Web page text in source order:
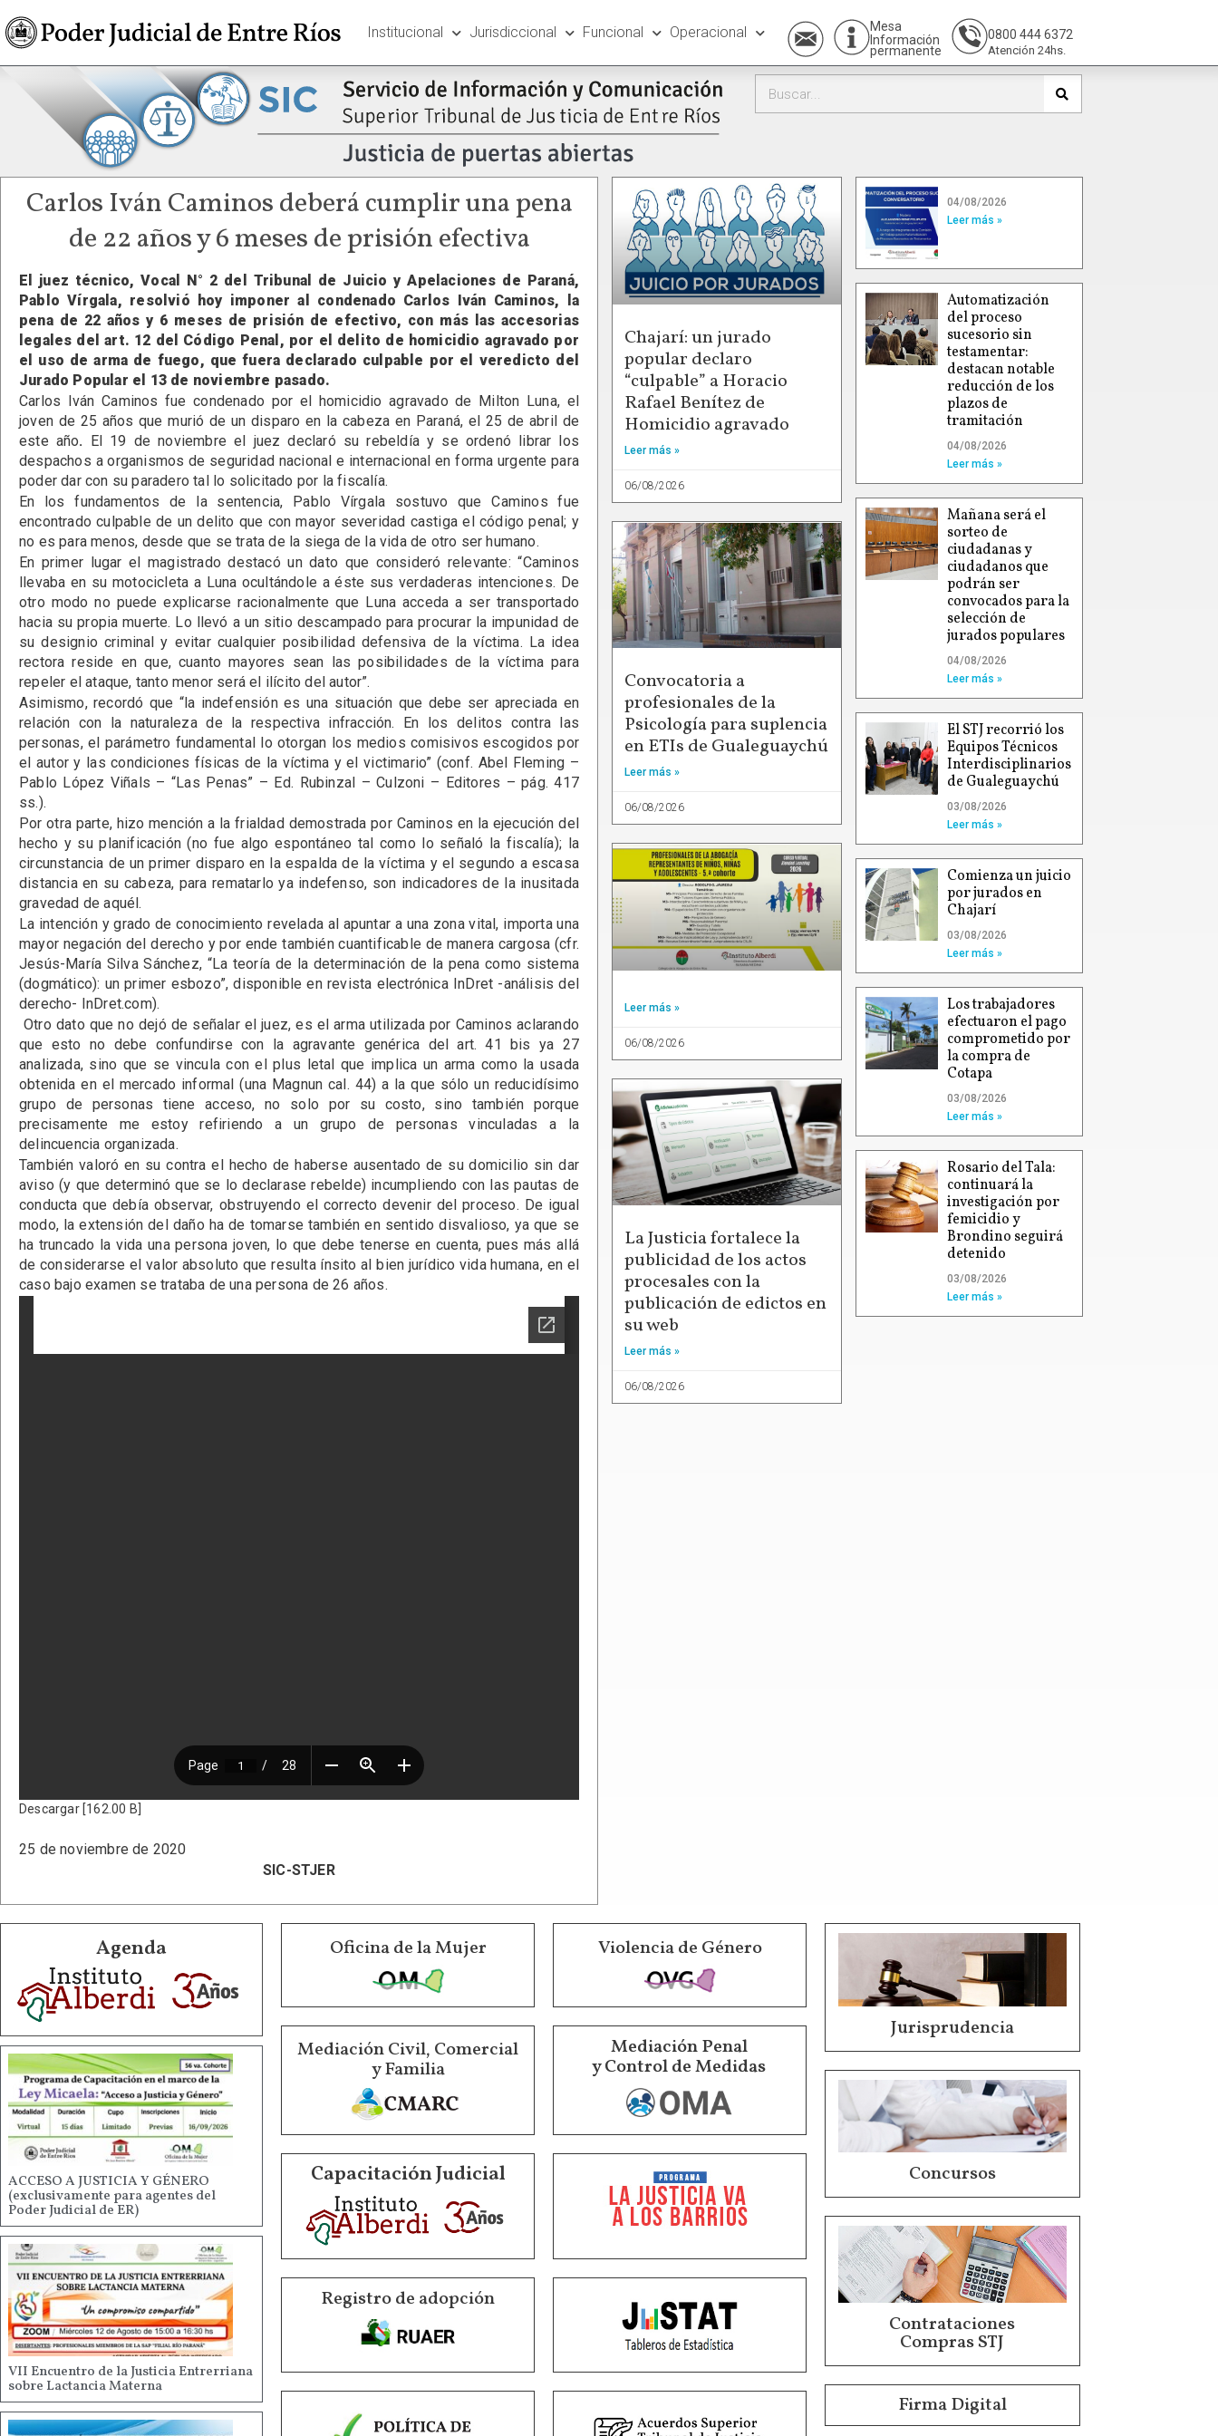
Institucional Jurisdiccional Funcional Operacional
Mesa
Información
permanente
0800 444 6372
Atención 24hs.
Carlos Iván Caminos deberá cumplir una pena
de 22 años y 6 meses de prisión efectiva
El juez técnico, Vocal N° 2 del Tribunal de Juicio y Apelaciones de Paraná,
Pablo Vírgala, resolvió hoy imponer al condenado Carlos Iván Caminos, la
pena de 22 años y 6 meses de prisión de efectivo, con más las accesorias
legales del art. 12 del Código Penal, por el delito de homicidio agravado por
el uso de arma de fuego, que fuera declarado culpable por el veredicto del
Jurado Popular el 13 de noviembre pasado.
Carlos Iván Caminos fue condenado por el homicidio agravado de Milton Luna, el
joven de 25 años que murió de un disparo en la cabeza en Paraná, el 25 de abril de
este año. El 19 de noviembre el juez declaró su rebeldía y se ordenó librar los
despachos a organismos de seguridad nacional e internacional en forma urgente para
poder dar con su paradero tal lo solicitado por la fiscalía.
En los fundamentos de la sentencia, Pablo Vírgala sostuvo que Caminos fue
encontrado culpable de un delito que con mayor severidad castiga el código penal; y
no es para menos, desde que se trata de la siega de la vida de otro ser humano.
En primer lugar el magistrado destacó un dato que consideró relevante: “Caminos
llevaba en su motocicleta a Luna ocultándole a éste sus verdaderas intenciones. De
otro modo no puede explicarse racionalmente que Luna acceda a ser transportado
hacia su propia muerte. Lo llevó a un sitio descampado para procurar la impunidad de
su designio criminal y evitar cualquier posibilidad defensiva de la víctima. La idea
rectora reside en que, cuanto mayores sean las posibilidades de la víctima para
repeler el ataque, tanto menor será el ilícito del autor”.
Asimismo, recordó que “la indefensión es una situación que debe ser apreciada en
relación con la naturaleza de la respectiva infracción. En los delitos contra las
personas, el parámetro fundamental lo otorgan los medios comisivos escogidos por
el autor y las condiciones físicas de la víctima y el victimario” (conf. Abel Fleming –
Pablo López Viñals – “Las Penas” – Ed. Rubinzal – Culzoni – Editores – pág. 417
ss.).
Por otra parte, hizo mención a la frialdad demostrada por Caminos en la ejecución del
hecho y su planificación (no fue algo espontáneo tal como lo señaló la fiscalía); la
circunstancia de un primer disparo en la espalda de la víctima y el segundo a escasa
distancia en su cabeza, para rematarlo ya indefenso, son indicadores de la inusitada
gravedad de aquél.
La intención y grado de conocimiento revelada al apuntar a una zona vital, importa una
mayor negación del derecho y por ende también cuantificable de manera cargosa (cfr.
Jesús-María Silva Sánchez, “La teoría de la determinación de la pena como sistema
(dogmático): un primer esbozo”, disponible en revista electrónica InDret -análisis del
derecho- InDret.com).
Otro dato que no dejó de señalar el juez, es el arma utilizada por Caminos aclarando
que esto no debe confundirse con la agravante genérica del art. 41 bis ya 27
analizada, sino que se vincula con el plus letal que implica un arma como la usada
obtenida en el mercado informal (una Magnun cal. 44) a la que sólo un reducidísimo
grupo de personas tiene acceso, no solo por su costo, sino también porque
precisamente me estoy refiriendo a un grupo de personas vinculadas a la
delincuencia organizada.
También valoró en su contra el hecho de haberse ausentado de su domicilio sin dar
aviso (y que determinó que se lo declarase rebelde) incumpliendo con las pautas de
conducta que debía observar, obstruyendo el correcto devenir del proceso. De igual
modo, la extensión del daño ha de tomarse también en sentido disvalioso, ya que se
ha truncado la vida una persona joven, lo que debe tenerse en cuenta, pues más allá
de considerarse el valor absoluto que resulta ínsito al bien jurídico vida humana, en el
caso bajo examen se trataba de una persona de 26 años.
Descargar [162.00 B]
25 de noviembre de 2020
SIC-STJER
Chajarí: un jurado
popular declaro
“culpable” a Horacio
Rafael Benítez de
Homicidio agravado
Leer más »
06/08/2026
Convocatoria a
profesionales de la
Psicología para suplencia
en ETIs de Gualeguaychú
Leer más »
06/08/2026
Leer más »
06/08/2026
La Justicia fortalece la
publicidad de los actos
procesales con la
publicación de edictos en
su web
Leer más »
06/08/2026
04/08/2026
Leer más »
Automatización
del proceso
sucesorio sin
testamentar:
destacan notable
reducción de los
plazos de
tramitación
04/08/2026
Leer más »
Mañana será el
sorteo de
ciudadanas y
ciudadanos que
podrán ser
convocados para la
selección de
jurados populares
04/08/2026
Leer más »
El STJ recorrió los
Equipos Técnicos
Interdisciplinarios
de Gualeguaychú
03/08/2026
Leer más »
Comienza un juicio
por jurados en
Chajarí
03/08/2026
Leer más »
Los trabajadores
efectuaron el pago
comprometido por
la compra de
Cotapa
03/08/2026
Leer más »
Rosario del Tala:
continuará la
investigación por
femicidio y
Brondino seguirá
detenido
03/08/2026
Leer más »
Agenda
ACCESO A JUSTICIA Y GÉNERO
(exclusivamente para agentes del
Poder Judicial de ER)
VII Encuentro de la Justicia Entrerriana
sobre Lactancia Materna
Oficina de la Mujer Violencia de Género
Mediación Civil, Comercial
y Familia
Mediación Penal
y Control de Medidas
Capacitación Judicial
Registro de adopción
Jurisprudencia
Concursos
Contrataciones
Compras STJ
Firma Digital